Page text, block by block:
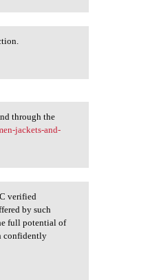
through the
jackets-and-
verified
by such
full potential of
confidently